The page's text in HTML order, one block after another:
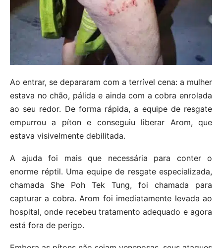
Ao entrar, se depararam com a terrível cena: a mulher
estava no chão, pálida e ainda com a cobra enrolada
ao seu redor. De forma rápida, a equipe de resgate
empurrou a píton e conseguiu liberar Arom, que
estava visivelmente debilitada.
A ajuda foi mais que necessária para conter o
enorme réptil. Uma equipe de resgate especializada,
chamada She Poh Tek Tung, foi chamada para
capturar a cobra. Arom foi imediatamente levada ao
hospital, onde recebeu tratamento adequado e agora
está fora de perigo.